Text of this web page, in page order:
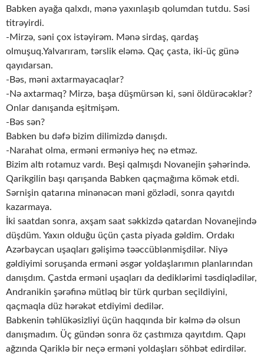
Babken ayağa qalxdı, mənə yaxınlaşıb qolumdan tutdu. Səsi
titrəyirdi.
-Mirzə, səni çox istəyirəm. Mənə sirdaş, qardaş
olmuşuq.Yalvarıram, tərslik eləmə. Qaç çasta, iki-üç günə
qayıdarsan.
-Bəs, məni axtarmayacaqlar?
-Nə axtarmaq? Mirzə, başa düşmürsən ki, səni öldürəcəklər?
Onlar danışanda eşitmişəm.
-Bəs sən?
Babken bu dəfə bizim dilimizdə danışdı.
-Narahat olma, erməni erməniyə heç nə etməz.
Bizim altı rotamuz vardı. Beşi qalmışdı Novanejin şəhərində.
Qarikgilin başı qarışanda Babken qaçmağıma kömək etdi.
Sərnişin qatarına minənəcən məni gözlədi, sonra qayıtdı
kazarmaya.
İki saatdan sonra, axşam saat səkkizdə qatardan Novanejində
düşdüm. Yaxın olduğu üçün çasta piyada gəldim. Ordakı
Azərbaycan uşaqları gəlişimə təəccüblənmişdilər. Niyə
gəldiyimi soruşanda erməni əsgər yoldaşlarımın planlarından
danışdım. Çastda erməni uşaqları da dediklərimi təsdiqlədilər,
Andranikin şərəfinə mütləq bir türk qurban seçildiyini,
qaçmaqla düz hərəkət etdiyimi dedilər.
Babkenin təhlükəsizliyi üçün haqqında bir kəlmə də olsun
danışmadım. Üç gündən sonra öz çastımıza qayıtdım. Qapı
ağzında Qariklə bir neçə erməni yoldaşları söhbət edirdilər.